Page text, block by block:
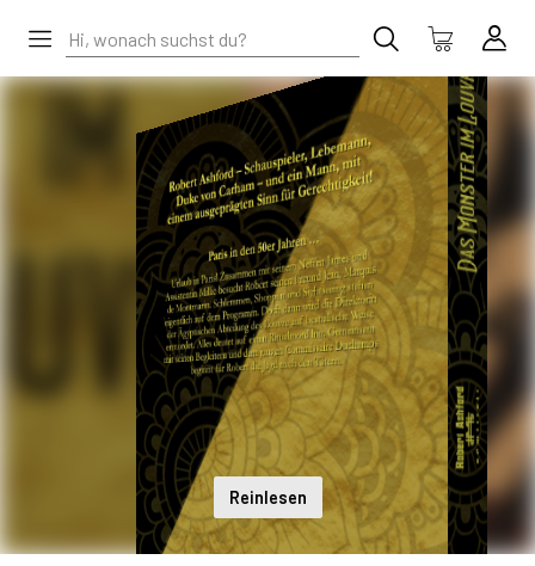
Reinlesen